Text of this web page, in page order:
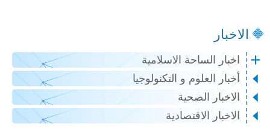
الاخبار
اخبار الساحة الاسلامية
أخبار العلوم و التكنولوجيا
الاخبار الصحية
الاخبار الاقتصادية